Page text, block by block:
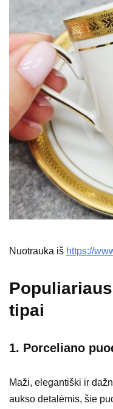
Nuotrauka iš https://
tipai
1. Porceliano
Maži, elegantiški ir
aukso detalėmis, šie